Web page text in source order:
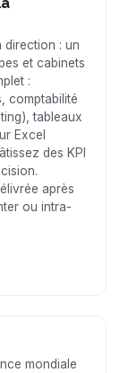
direction : un
et cabinets
:
comptabilité
tableaux
Excel
des KPI
après
ou intra-
mondiale